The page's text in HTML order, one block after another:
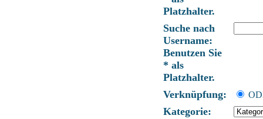
Platzhalter.
Suche nach
Username:
Benutzen Sie
* als
Platzhalter.
Verknüpfung:
Kategorie: